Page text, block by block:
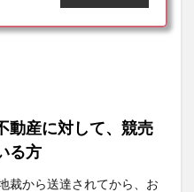
動産に対して、競売
る方
裁から送達されてから、お